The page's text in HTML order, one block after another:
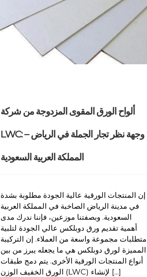
ألواح الورق المقوى المزدوجة من شركة
LWC: وجهة نظر تجار الجملة في الرياض –
المملكة العربية السعودية
إن المنتجات الورقية عالية الجودة مطلوبة بشدة
في مدينة الرياض الصاخبة في المملكة العربية
السعودية. وبصفتنا موزعين، فإننا ندرك مدى
أهمية تقديم ورق دوبلكس عالي الجودة لتلبية
متطلبات مجموعة واسعة من العملاء. إن التركيبة
المميزة لورق دوبلكس هي ما يجعله يبرز من بين
أنواع المنتجات الورقية الأخرى. يتم دمج طبقات
الورق الخفيف الوزن (LWC) لإنشاء [...]